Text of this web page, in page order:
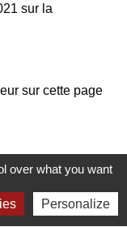
sur la
sur cette page
over what you want
Personalize